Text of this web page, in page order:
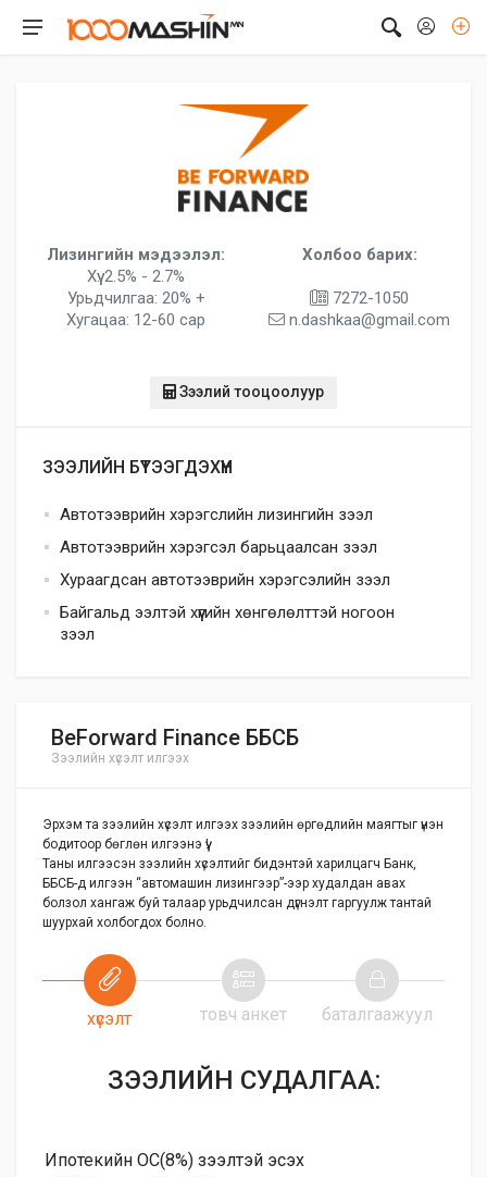
Лизингийн мэдээлэл:
Хүү: 2.5% - 2.7%
Урьдчилгаа: 20% +
Хугацаа: 12-60 сар
Холбоо барих:
7272-1050
n.dashkaa@gmail.com
Зээлий тооцоолуур
ЗЭЭЛИЙН БҮТЭЭГДЭХҮҮН
Автотээврийн хэрэгслийн лизингийн зээл
Автотээврийн хэрэгсэл барьцаалсан зээл
Хураагдсан автотээврийн хэрэгсэлийн зээл
Байгальд ээлтэй хүүгийн хөнгөлөлттэй ногоон
зээл
BeForward Finance ББСБ
Зээлийн хүсэлт илгээх
Эрхэм та зээлийн хүсэлт илгээх зээлийн өргөдлийн маягтыг үнэн
бодитоор бөглөн илгээнэ үү!
Таны илгээсэн зээлийн хүсэлтийг бидэнтэй харилцагч Банк,
ББСБ-д илгээн “автомашин лизингээр”-ээр худалдан авах
болзол хангаж буй талаар урьдчилсан дүгнэлт гаргуулж тантай
шуурхай холбогдох болно.
хүсэлт товч анкет баталгаажуул
ЗЭЭЛИЙН СУДАЛГАА:
Ипотекийн ОС(8%) зээлтэй эсэх